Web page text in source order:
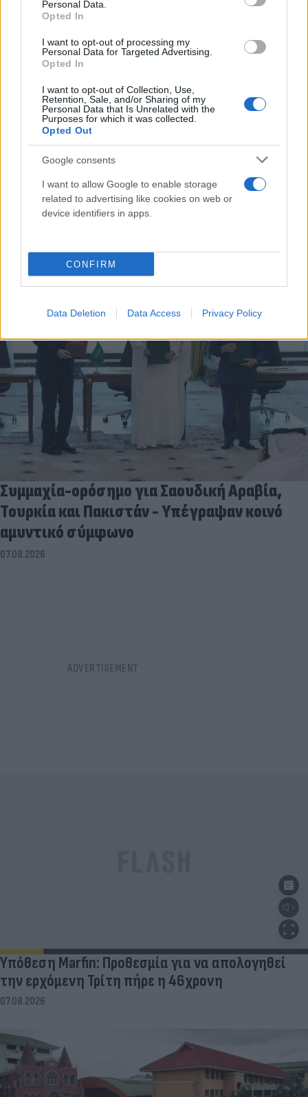
Personal Data.
Opted In
I want to opt-out of processing my
Personal Data for Targeted Advertising.
Opted In
I want to opt-out of Collection, Use,
Retention, Sale, and/or Sharing of my
Personal Data that Is Unrelated with the
Purposes for which it was collected.
Opted Out
Google consents
I want to allow Google to enable storage
related to advertising like cookies on web or
device identifiers in apps.
CONFIRM
Data Deletion Data Access Privacy Policy
FLASH FOCUS
Συμμαχία-ορόσημο για Σαουδική Αραβία,
Τουρκία και Πακιστάν - Υπέγραψαν κοινό
αμυντικό σύμφωνο
07.08.2026
Υπόθεση Marfin: Προθεσμία για να απολογηθεί
την ερχόμενη Τρίτη πήρε η 46χρονη
07.08.2026